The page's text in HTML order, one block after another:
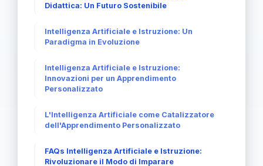
Didattica: Un Futuro Sostenibile
Intelligenza Artificiale e Istruzione: Un
Paradigma in Evoluzione
Intelligenza Artificiale e Istruzione:
Innovazioni per un Apprendimento
Personalizzato
L'Intelligenza Artificiale come Catalizzatore
dell'Apprendimento Personalizzato
FAQs Intelligenza Artificiale e Istruzione:
Rivoluzionare il Modo di Imparare